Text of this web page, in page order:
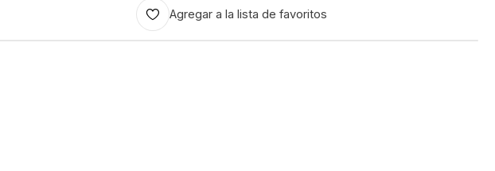
Agregar a la lista de favoritos